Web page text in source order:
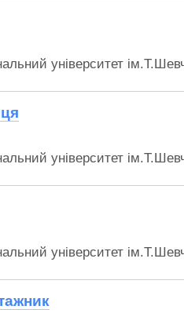
університет
університет
університет